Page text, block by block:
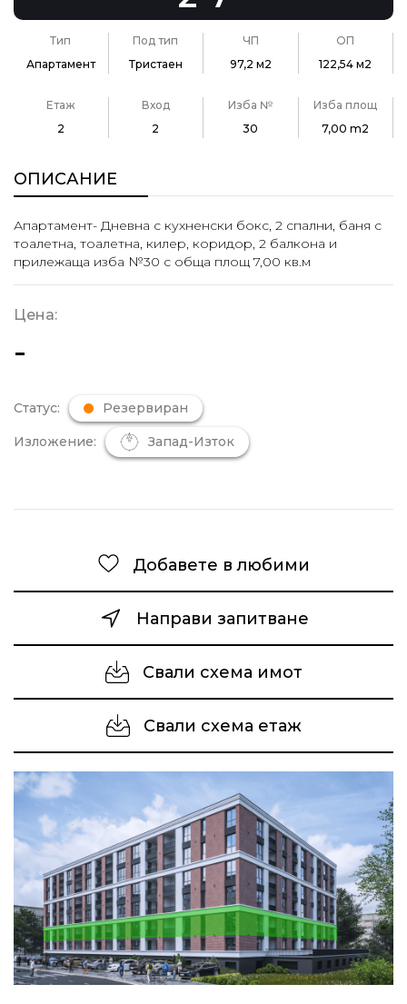
Тип
Апартамент
Под тип
Тристаен
ЧП
97,2 м2
ОП
122,54 м2
Етаж
2
Вход
2
Изба №
30
Изба площ
7,00 m2
ОПИСАНИЕ
Апартамент- Дневна с кухненски бокс, 2 спални, баня с
тоалетна, тоалетна, килер, коридор, 2 балкона и
прилежаща изба №30 с обща площ 7,00 кв.м
Цена:
-
Статус: Резервиран
Изложение: Запад-Изток
Добавете в любими
Направи запитване
Свали схема имот
Свали схема етаж